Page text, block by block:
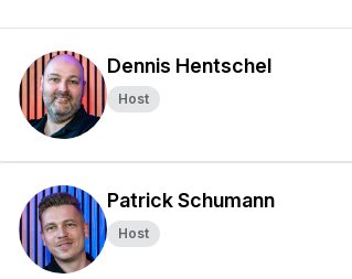
Dennis Hentschel
Host
Patrick Schumann
Host